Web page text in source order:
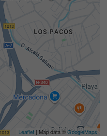
Leaflet | Map data ©GoogleMaps